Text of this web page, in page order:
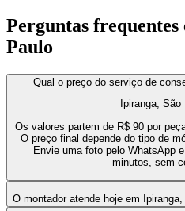
Perguntas frequentes
Paulo
Qual o preço do serviço de
Ipiranga, São
Os valores partem de R$ 90 por
O preço final depende do tipo de
Envie uma foto pelo WhatsApp
minutos, sem
O montador atende hoje em